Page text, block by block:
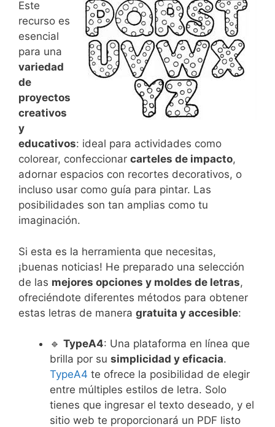
Este
recurso es
esencial
para una
variedad
de
proyectos
creativos
y
educativos: ideal para actividades como
colorear, confeccionar carteles de impacto,
adornar espacios con recortes decorativos, o
incluso usar como guía para pintar. Las
posibilidades son tan amplias como tu
imaginación.
Si esta es la herramienta que necesitas,
¡buenas noticias! He preparado una selección
de las mejores opciones y moldes de letras,
ofreciéndote diferentes métodos para obtener
estas letras de manera gratuita y accesible:
🔹 TypeA4: Una plataforma en línea que
brilla por su simplicidad y eficacia.
TypeA4 te ofrece la posibilidad de elegir
entre múltiples estilos de letra. Solo
tienes que ingresar el texto deseado, y el
sitio web te proporcionará un PDF listo